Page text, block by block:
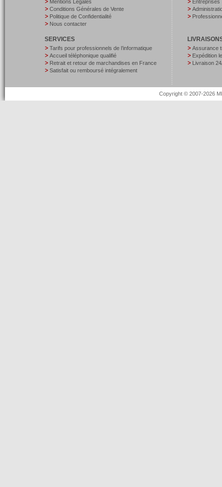
Mentions Légales
Conditions Générales de Vente
Politique de Confidentialité
Nous contacter
SERVICES
Tarifs pour professionnels de l’informatique
Accueil téléphonique qualifié
Retrait et retour de marchandises en France
Satisfait ou remboursé intégralement
Entreprises
Assurance
Expédition
Livraison
Copyright © 2007-2026